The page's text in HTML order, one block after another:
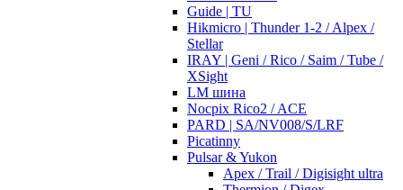
Guide | TU
Hikmicro | Thunder 1-2 / Alpex /
Stellar
IRAY | Geni / Rico / Saim / Tube /
XSight
LM шина
Nocpix Rico2 / ACE
PARD | SA/NV008/S/LRF
Picatinny
Pulsar & Yukon
Apex / Trail / Digisight ultra